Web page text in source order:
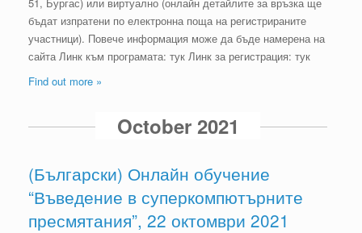
бъдат изпратени по електронна поща на регистрираните
участници). Повече информация може да бъде намерена на
сайта Линк към програмата: тук Линк за регистрация: тук
Find out more »
October 2021
(Български) Онлайн обучение
“Въведение в суперкомпютърните
пресмятания”, 22 октомври 2021